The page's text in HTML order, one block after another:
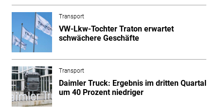
Transport
VW-Lkw-Tochter Traton erwartet
schwächere Geschäfte
Transport
Daimler Truck: Ergebnis im dritten Quartal
um 40 Prozent niedriger